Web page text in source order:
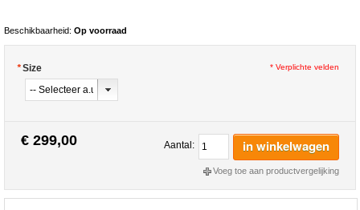
Beschikbaarheid: Op voorraad
*Size * Verplichte velden
€ 299,00 Aantal: in winkelwagen
Voeg toe aan productvergelijking